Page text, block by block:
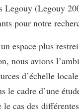
Legouy (Legouy
pour notre
espace plus
nous avions
d’échelle
le cadre d’une
le cas des